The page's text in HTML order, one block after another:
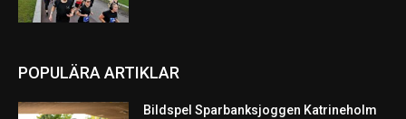
POPULÄRA ARTIKLAR
Bildspel Sparbanksjoggen Katrineholm